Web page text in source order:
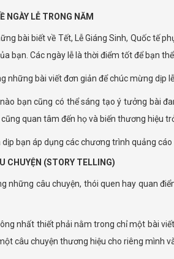
NGÀY LỄ TRONG NĂM
bài biết về Tết, Lễ Giáng Sinh, Quốc tế
bạn. Các ngày lễ là thời điểm tốt để bạn
những bài viết đơn giản để chúc mừng dịp
bạn cũng có thể sáng tạo ý tưởng bài
quan tâm đến họ và biến thương hiệu
dịp bạn áp dụng các chương trình quảng
CHUYỆN (STORY TELLING)
những câu chuyện, thói quen hay quan
nhất thiết phải nằm trong chỉ một bài
câu chuyện thương hiệu cho riêng mình